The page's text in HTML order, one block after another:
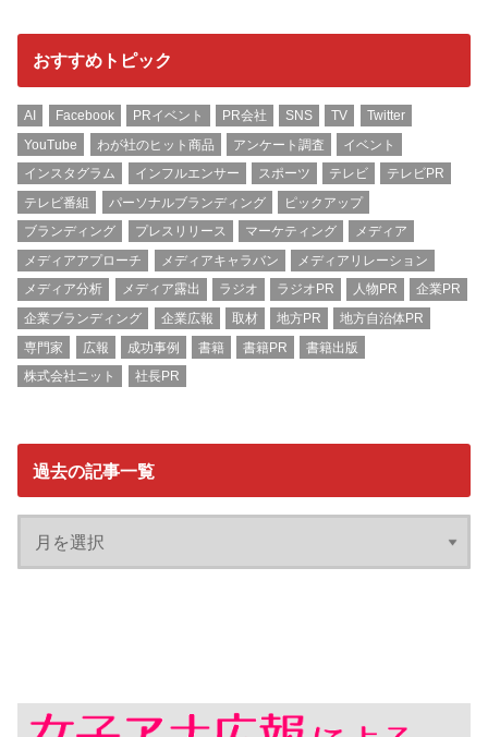
おすすめトピック
AI Facebook PRイベント PR会社 SNS TV
Twitter
YouTube
わが社のヒット商品 アンケート調査
イベント
インスタグラム
インフルエンサー スポーツ テレビ
テレビPR
テレビ番組
パーソナルブランディング
ピックアップ
ブランディング
プレスリリース マーケティング
メディア
メディアアプローチ
メディアキャラバン
メディアリレーション
メディア分析
メディア露出 ラジオ ラジオPR 人物PR
企業PR
企業ブランディング
企業広報 取材 地方PR
地方自治体PR
専門家
広報 成功事例 書籍 書籍PR
書籍出版
株式会社ニット
社長PR
過去の記事一覧